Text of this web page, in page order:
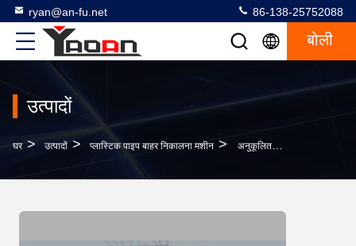
ryan@an-fu.net 86-138-25752088
बोली
उत्पादों
घर > उत्पादों > प्लास्टिक पाइप बाहर निकालना मशीन > अनुकूलित प्लास्टिक पाइप एक्सट्रूज़न मशीन, टीपीयू / पीयू नली उत्पादन लाइन